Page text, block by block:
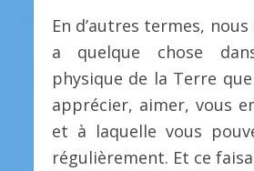
En d’autres termes, nous
a quelque chose
physique de la Terre
apprécier, aimer, vous
et à laquelle vous
régulièrement. Et ce